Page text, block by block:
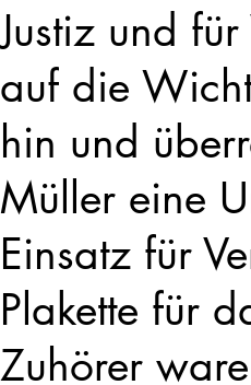
Justiz und
auf die
hin und
Müller eine
Einsatz für
Plakette für
Zuhörer